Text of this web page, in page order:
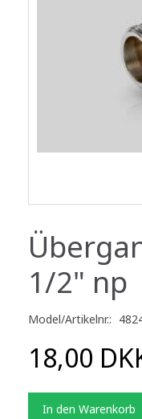
1/2" np
Model/Artikelnr.:
18,00
In den Warenkorb